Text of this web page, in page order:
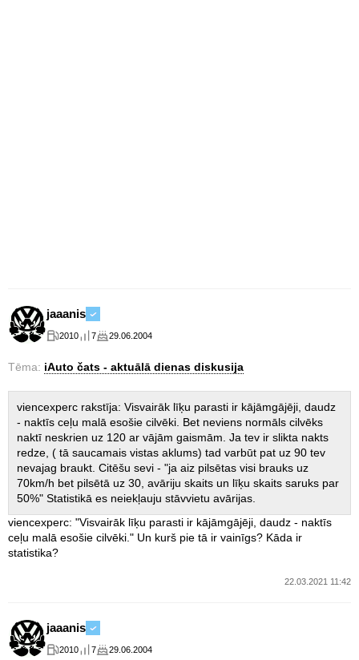
jaaanis
2010 7 29.06.2004
Tēma: iAuto čats - aktuālā dienas diskusija
viencexperc rakstīja: Visvairāk līķu parasti ir kājāmgājēji, daudz
- naktīs ceļu malā esošie cilvēki. Bet neviens normāls cilvēks
naktī neskrien uz 120 ar vājām gaismām. Ja tev ir slikta nakts
redze, ( tā saucamais vistas aklums) tad varbūt pat uz 90 tev
nevajag braukt. Citēšu sevi - "ja aiz pilsētas visi brauks uz
70km/h bet pilsētā uz 30, avāriju skaits un līķu skaits saruks par
50%" Statistikā es neiekļauju stāvvietu avārijas.
viencexperc: "Visvairāk līķu parasti ir kājāmgājēji, daudz - naktīs
ceļu malā esošie cilvēki." Un kurš pie tā ir vainīgs? Kāda ir
statistika?
22.03.2021 11:42
jaaanis
2010 7 29.06.2004